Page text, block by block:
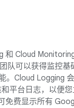
和 Cloud
队可以获得监控基
。Cloud Logging
平台日志，以便您
免费显示所有